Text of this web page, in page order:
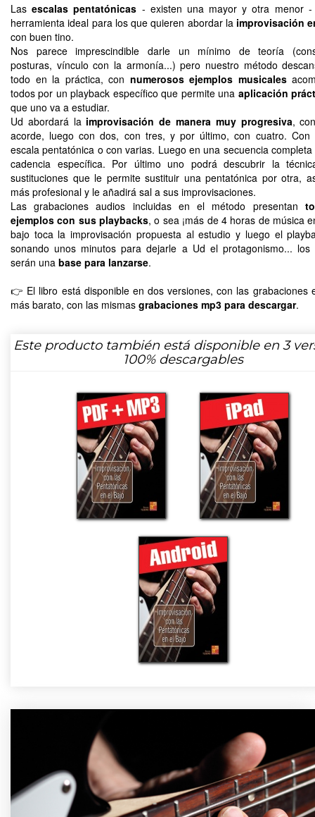
Lasescalas pentatónicas - existen una mayor y otra menor
herramienta ideal para los que quieren abordar la improvisación
con buen tino.
Nos parece imprescindible darle un mínimo de teoría
posturas, vínculo con la armonía...) pero nuestro método
todo en la práctica, con numerosos ejemplos musicales
todos por un playback específico que permite una aplicación
que uno va a estudiar.
Ud abordará la improvisación de manera muy progresiva,
acorde, luego con dos, con tres, y por último, con cuatro. Con
escala pentatónica o con varias. Luego en una secuencia
cadencia específica. Por último uno podrá descubrir la
sustituciones que le permite sustituir una pentatónica por otra,
más profesional y le añadirá sal a sus improvisaciones.
Las grabaciones audios incluidas en el método presentan
ejemplos con sus playbacks, o sea ¡más de 4 horas de música
bajo toca la improvisación propuesta al estudio y luego el
sonando unos minutos para dejarle a Ud el protagonismo... los
serán una base para lanzarse.
👉 El libro está disponible en dos versiones, con las grabaciones
más barato, con las mismas grabaciones mp3 para descargar.
Este producto también está disponible en 3
100% descargables